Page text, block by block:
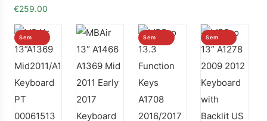
€259.00
Sem
stock
Sem
stock
Sem
stock